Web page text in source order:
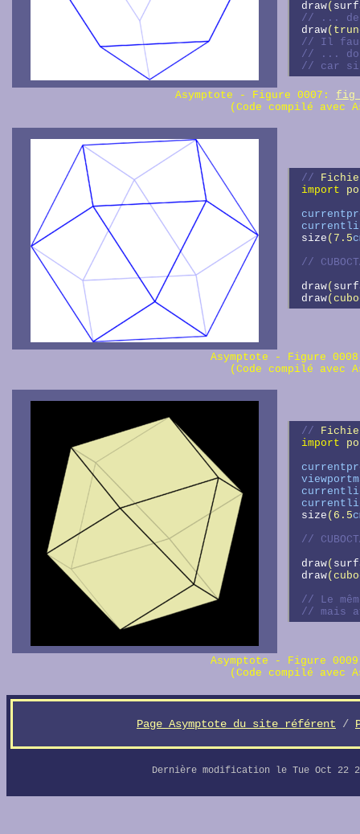
Asymptote - Figure 0007:
(Code compilé avec
draw(
//
draw
//
//
// car
Asymptote - Figure
(Code compilé avec
//
import
size (7.5
//
draw(
draw
Asymptote - Figure
(Code compilé avec
//
import
size (6.5
//
draw(
draw
//
// mais
Page Asymptote du site référent /
Dernière modification le Tue Oct 22